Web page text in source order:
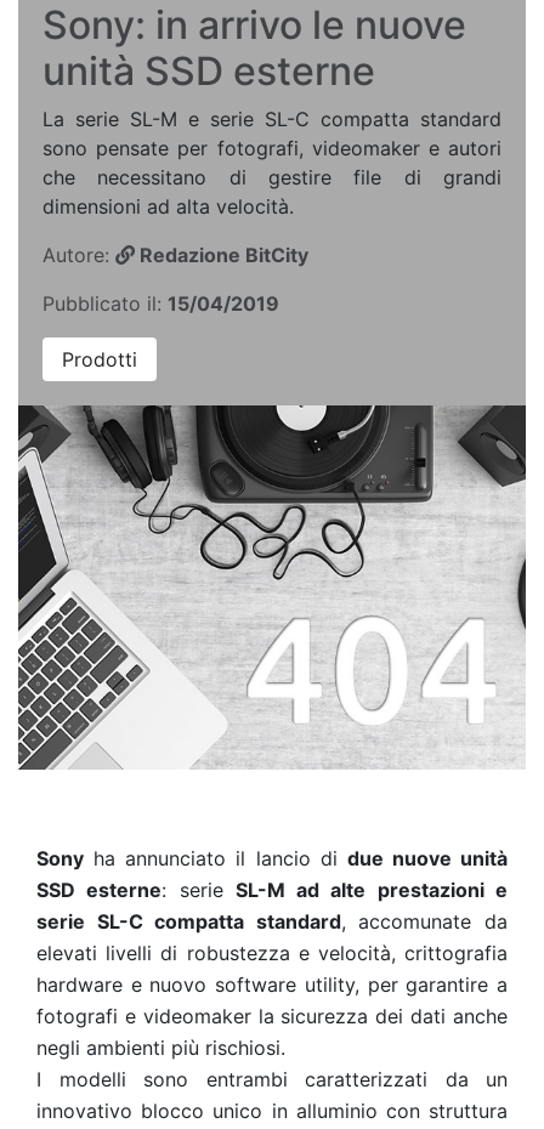
Sony: in arrivo le nuove
unità SSD esterne
La serie SL-M e serie SL-C compatta standard
sono pensate per fotografi, videomaker e autori
che necessitano di gestire file di grandi
dimensioni ad alta velocità.
Autore:
Redazione BitCity
Pubblicato il: 15/04/2019
Prodotti
Sony ha annunciato il lancio di due nuove unità
SSD esterne: serie SL-M ad alte prestazioni e
serie SL-C compatta standard, accomunate da
elevati livelli di robustezza e velocità, crittografia
hardware e nuovo software utility, per garantire a
fotografi e videomaker la sicurezza dei dati anche
negli ambienti più rischiosi.
I modelli sono entrambi caratterizzati da un
innovativo blocco unico in alluminio con struttura